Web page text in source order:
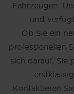
Fahrzeugen.
und
Ob Sie ein
professionellen
sich darauf, Sie
Kontaktieren